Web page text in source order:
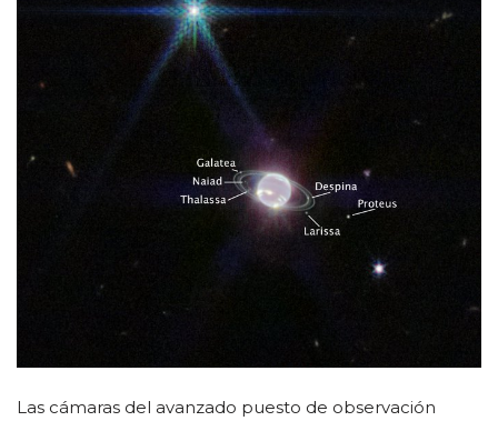
Las cámaras del avanzado puesto de observación